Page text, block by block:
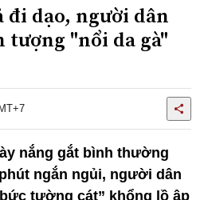
dạo, người dân
tượng "nổi da gà"
nắng gắt bình thường
ngắn ngủi, người dân
tường cát” khổng lồ ập